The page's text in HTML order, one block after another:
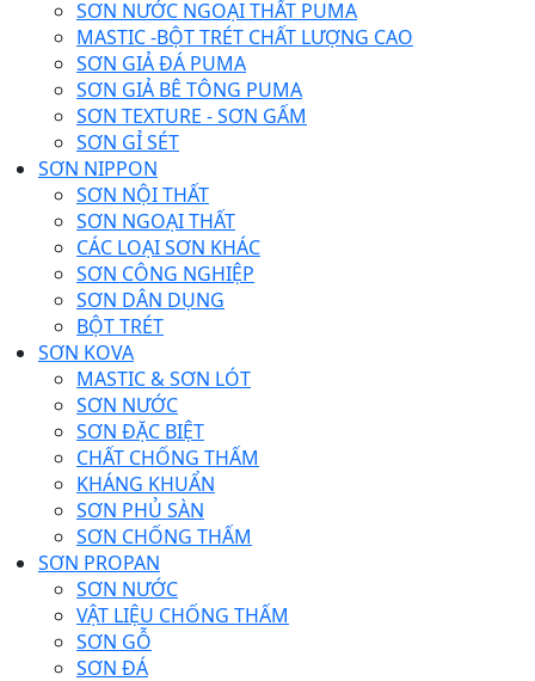
SƠN NƯỚC NGOẠI THẤT PUMA
MASTIC -BỘT TRÉT CHẤT LƯỢNG CAO
SƠN GIẢ ĐÁ PUMA
SƠN GIẢ BÊ TÔNG PUMA
SƠN TEXTURE - SƠN GẤM
SƠN GỈ SÉT
SƠN NIPPON
SƠN NỘI THẤT
SƠN NGOẠI THẤT
CÁC LOẠI SƠN KHÁC
SƠN CÔNG NGHIỆP
SƠN DÂN DỤNG
BỘT TRÉT
SƠN KOVA
MASTIC & SƠN LÓT
SƠN NƯỚC
SƠN ĐẶC BIỆT
CHẤT CHỐNG THẤM
KHÁNG KHUẨN
SƠN PHỦ SÀN
SƠN CHỐNG THẤM
SƠN PROPAN
SƠN NƯỚC
VẬT LIỆU CHỐNG THẤM
SƠN GỖ
SƠN ĐÁ